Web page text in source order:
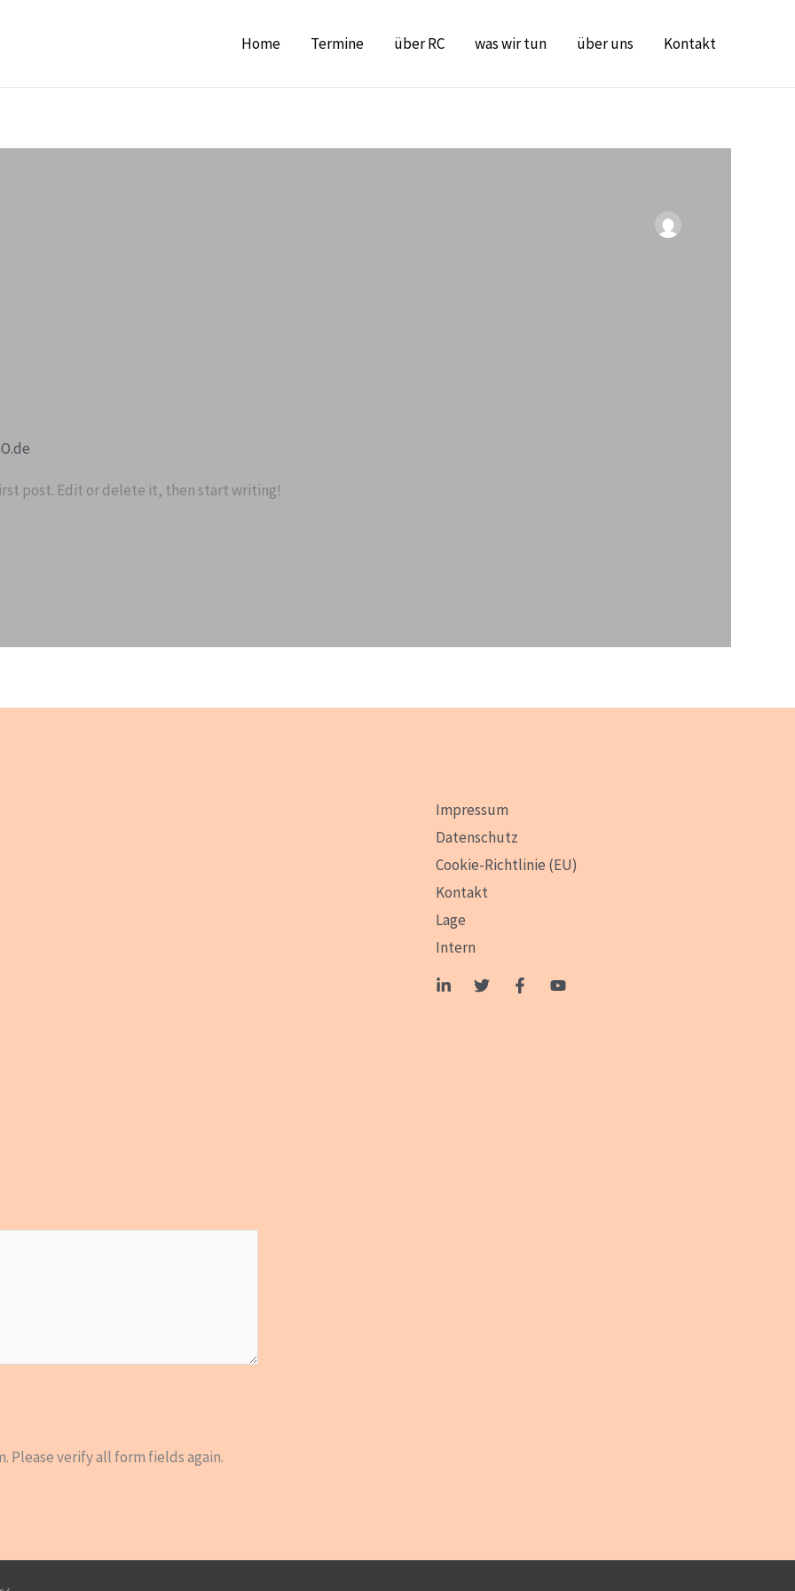
Home Termine über RC was wir tun über uns Kontakt
post. Edit or delete it, then start writing!
Please verify all form fields again.
Impressum
Datenschutz
Cookie-Richtlinie (EU)
Kontakt
Lage
Intern